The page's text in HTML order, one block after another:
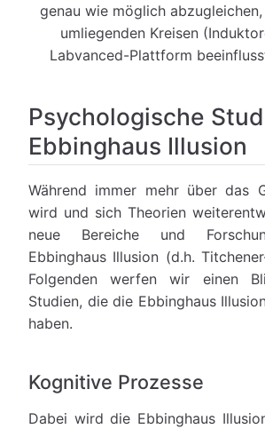
genau wie möglich
umliegenden Kreisen
Labvanced-Plattform
Psychologische
Ebbinghaus Illusion
Während immer mehr über das
wird und sich Theorien
neue Bereiche und
Ebbinghaus Illusion (d.h.
Folgenden werfen wir einen
Studien, die die Ebbinghaus
haben.
Kognitive Prozesse
Dabei wird die Ebbinghaus